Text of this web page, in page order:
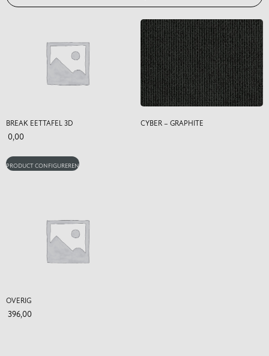
BREAK EETTAFEL 3D
0,00
PRODUCT CONFIGUREREN
CYBER – GRAPHITE
OVERIG
396,00